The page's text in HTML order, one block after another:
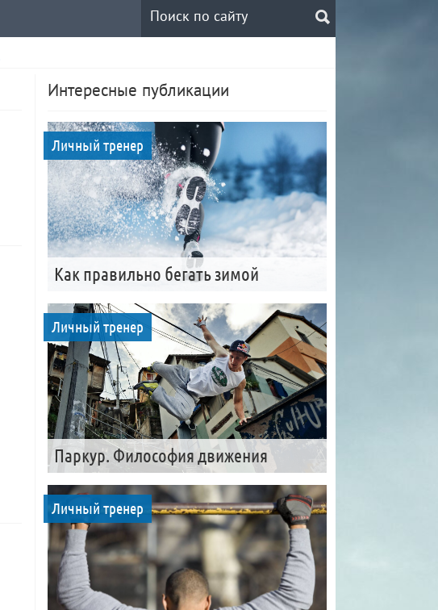
Интересные публикации
Личный тренер
Как правильно бегать зимой
Личный тренер
Паркур. Философия движения
Личный тренер